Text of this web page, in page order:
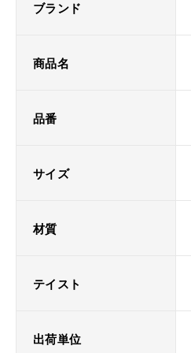
ブランド
商品名
品番
サイズ
材質
テイスト
出荷単位